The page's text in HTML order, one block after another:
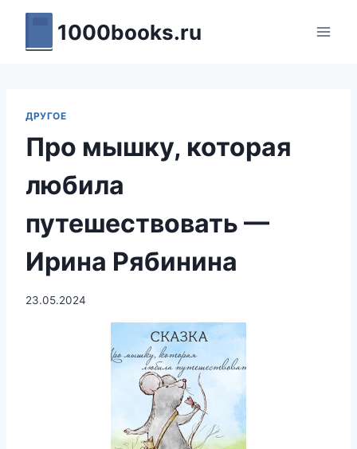
Перейти
содержимому
1000books.ru
ДРУГОЕ
Про мышку, которая
любила
путешествовать —
Ирина Рябинина
23.05.2024